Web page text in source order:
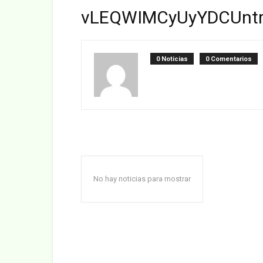
0 Noticias 0 Comentarios
No hay noticias para mostrar